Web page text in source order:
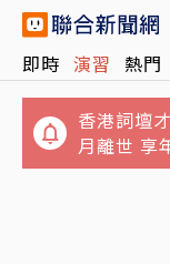
即時 演習 熱門
香港詞壇
月離世 享